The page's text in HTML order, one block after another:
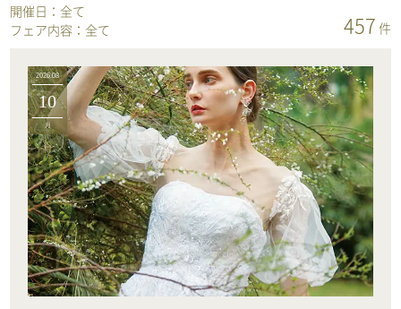
開催日： 全て
フェア内容： 全て 457 件
2026.08
10
月